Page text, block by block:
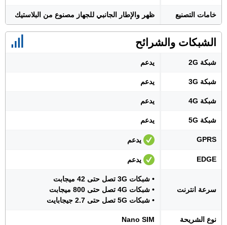
خامات التصنيع ظهر والإطار الجانبي للجهاز مصنوع من البلاستيك
الشبكات والشرائح
شبكة 2G يدعم
شبكة 3G يدعم
شبكة 4G يدعم
شبكة 5G يدعم
GPRS يدعم
EDGE يدعم
سرعة انترنت
• شبكات 3G تصل حتى 42 ميجابت
• شبكات 4G تصل حتى 800 ميجابت
• شبكات 5G تصل حتى 2.7 جيجابايت
نوع الشريحة Nano SIM